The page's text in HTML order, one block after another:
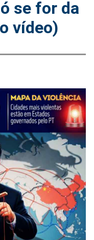
se for da
vídeo)